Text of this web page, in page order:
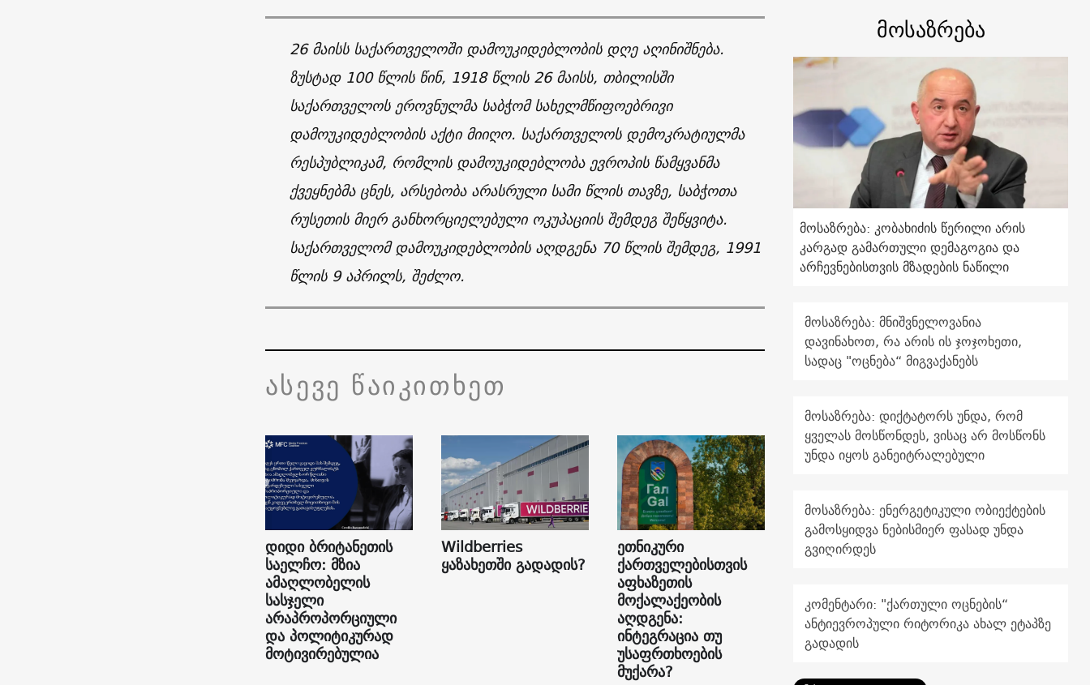
26 მაისს საქართველოში დამოუკიდებლობის დღე აღინიშნება.
ზუსტად 100 წლის წინ, 1918 წლის 26 მაისს, თბილისში
საქართველოს ეროვნულმა საბჭომ სახელმწიფოებრივი
დამოუკიდებლობის აქტი მიიღო. საქართველოს დემოკრატიულმა
რესპუბლიკამ, რომლის დამოუკიდებლობა ევროპის წამყვანმა
ქვეყნებმა ცნეს, არსებობა არასრული სამი წლის თავზე, საბჭოთა
რუსეთის მიერ განხორციელებული ოკუპაციის შემდეგ შეწყვიტა.
საქართველომ დამოუკიდებლობის აღდგენა 70 წლის შემდეგ, 1991
წლის 9 აპრილს, შეძლო.
ასევე წაიკითხეთ
დიდი ბრიტანეთის
საელჩო: მზია
ამაღლობელის
სასჯელი
არაპროპორციული
და პოლიტიკურად
მოტივირებულია
Wildberries
ყაზახეთში გადადის?
ეთნიკური
ქართველებისთვის
აფხაზეთის
მოქალაქეობის
აღდგენა:
ინტეგრაცია თუ
უსაფრთხოების
მუქარა?
მოსაზრება
მოსაზრება: კობახიძის წერილი არის
კარგად გამართული დემაგოგია და
არჩევნებისთვის მზადების ნაწილი
მოსაზრება: მნიშვნელოვანია
დავინახოთ, რა არის ის ჯოჯოხეთი,
სადაც "ოცნება“ მიგვაქანებს
მოსაზრება: დიქტატორს უნდა, რომ
ყველას მოსწონდეს, ვისაც არ მოსწონს
უნდა იყოს განეიტრალებული
მოსაზრება: ენერგეტიკული ობიექტების
გამოსყიდვა ნებისმიერ ფასად უნდა
გვიღირდეს
კომენტარი: "ქართული ოცნების“
ანტიევროპული რიტორიკა ახალ ეტაპზე
გადადის